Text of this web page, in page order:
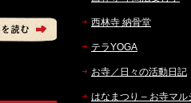
西林寺 納骨堂
テラYOGA
お寺／日々の活動日記
はなまつり – お寺マル